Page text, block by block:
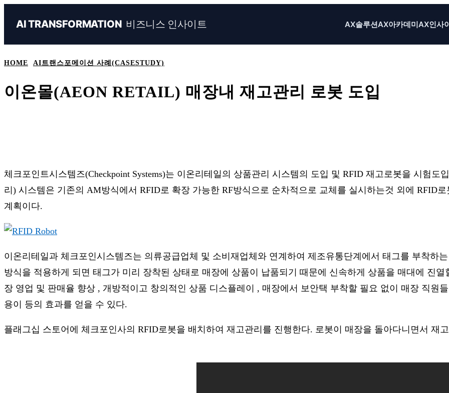
AI TRANSFORMATION 비즈니스 인사이트 AX솔루션AX아카데미AX인사
HOME AI트랜스포메이션 사례(CASESTUDY)
이온몰(AEON RETAIL) 매장내 재고관리 로봇 도입
체크포인트시스템즈(Checkpoint Systems)는 이온리테일의 상품관리 시스템의 도입 및 RFID 재고로봇을 시험
리) 시스템은 기존의 AM방식에서 RFID로 확장 가능한 RF방식으로 순차적으로 교체를 실시하는것 외에 RFID
계획이다.
이온리테일과 체크포인시스템즈는 의류공급업체 및 소비재업체와 연계하여 제조유통단계에서 태그를 부착하
방식을 적용하게 되면 태그가 미리 장착된 상태로 매장에 상품이 납품되기 때문에 신속하게 상품을 매대에 진
장 영업 및 판매율 향상 , 개방적이고 창의적인 상품 디스플레이 , 매장에서 보안택 부착할 필요 없이 매장 직원
용이 등의 효과를 얻을 수 있다.
플래그십 스토어에 체크포인사의 RFID로봇을 배치하여 재고관리를 진행한다. 로봇이 매장을 돌아다니면서 재